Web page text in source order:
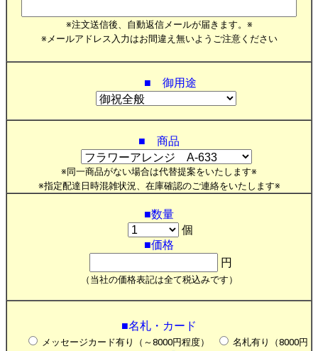
※注文送信後、自動返信メールが届きます。※
※メールアドレス入力はお間違え無いようご注意ください
■ 御用途
■ 商品
※同一商品がない場合は代替提案をいたします※
※指定配達日時混雑状況、在庫確認のご連絡をいたします※
■数量
個
■価格
円
（当社の価格表記は全て税込みです）
■名札・カード
メッセージカード有り（～8000円程度）
名札有り（8000円